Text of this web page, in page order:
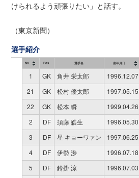
けられるよう頑張りたい」と話す。
（東京新聞）
選手紹介
No. Pos. 選手名 生年月日
1 GK 角井 栄太郎 1996.12.07
21
GK 松村 優太郎 1997.05.15
22
GK 松本 瞬 1999.04.26
2
DF 須藤 皓生 1996.05.30
3
DF 星 キョーワァン 1997.06.25
4
DF 伊勢 渉 1996.07.18
5
DF 鈴掛 涼 1996.07.03